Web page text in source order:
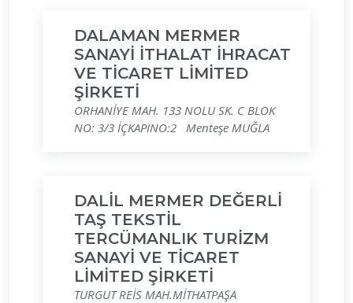
DALAMAN MERMER
SANAYİ İTHALAT İHRACAT
VE TİCARET LİMİTED
ŞİRKETİ
ORHANİYE MAH. 133 NOLU SK. C BLOK
NO: 3/3 İÇKAPINO:2 Menteşe MUĞLA
DALİL MERMER DEĞERLİ
TAŞ TEKSTİL
TERCÜMANLIK TURİZM
SANAYİ VE TİCARET
LİMİTED ŞİRKETİ
TURGUT REİS MAH.MİTHATPAŞA